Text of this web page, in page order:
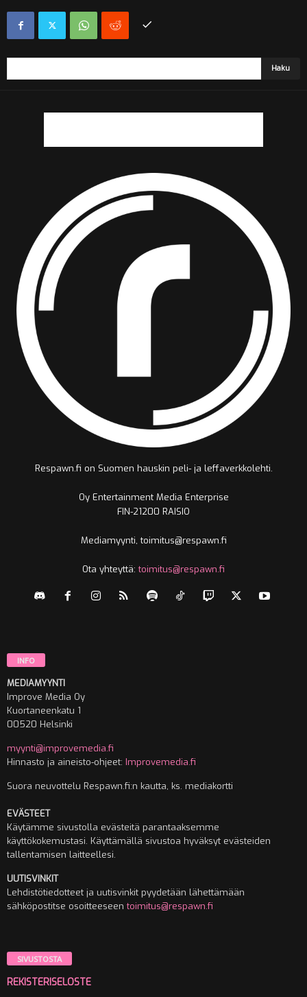
Respawn.fi on Suomen hauskin peli- ja leffaverkkolehti.
Oy Entertainment Media Enterprise
FIN-21200 RAISIO
Mediamyynti, toimitus@respawn.fi
Ota yhteyttä:toimitus@respawn.fi
INFO
MEDIAMYYNTI
Improve Media Oy
Kuortaneenkatu 1
00520 Helsinki
myynti@improvemedia.fi
Hinnasto ja aineisto-ohjeet: Improvemedia.fi
Suora neuvottelu Respawn.fi:n kautta, ks. mediakortti
EVÄSTEET
Käytämme sivustolla evästeitä parantaaksemme
käyttökokemustasi. Käyttämällä sivustoa hyväksyt evästeiden
tallentamisen laitteellesi.
UUTISVINKIT
Lehdistötiedotteet ja uutisvinkit pyydetään lähettämään
sähköpostitse osoitteeseentoimitus@respawn.fi
SIVUSTOSTA
REKISTERISELOSTE